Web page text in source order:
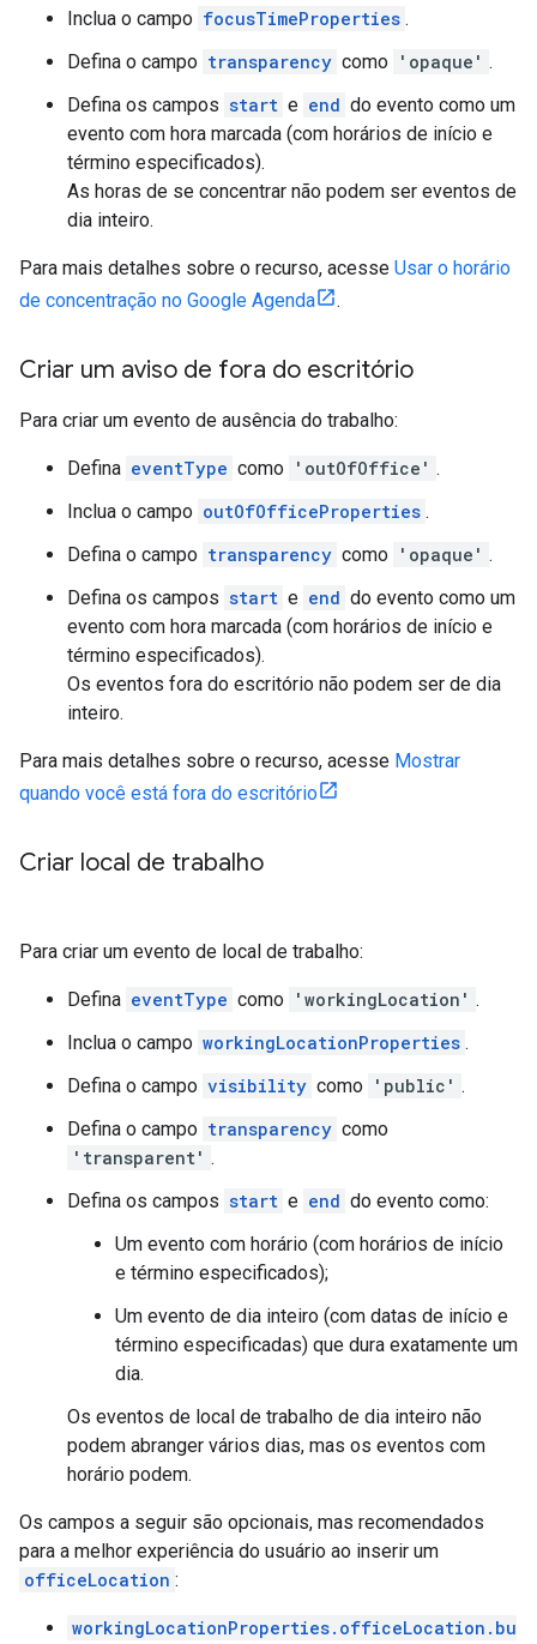
Inclua o campo focusTimeProperties .
Defina o campo transparency como 'opaque' .
Defina os campos start e end do evento como um
evento com hora marcada (com horários de início e
término especificados).
As horas de se concentrar não podem ser eventos de
dia inteiro.
Para mais detalhes sobre o recurso, acesse Usar o horário
de concentração no Google Agenda
.
Criar um aviso de fora do escritório
Para criar um evento de ausência do trabalho:
Defina eventType como 'outOfOffice' .
Inclua o campo outOfOfficeProperties .
Defina o campo transparency como 'opaque' .
Defina os campos start e end do evento como um
evento com hora marcada (com horários de início e
término especificados).
Os eventos fora do escritório não podem ser de dia
inteiro.
Para mais detalhes sobre o recurso, acesse Mostrar
quando você está fora do escritório
Criar local de trabalho
Para criar um evento de local de trabalho:
Defina eventType como 'workingLocation' .
Inclua o campo workingLocationProperties .
Defina o campo visibility como 'public' .
Defina o campo transparency como
'transparent' .
Defina os campos start e end do evento como:
Um evento com horário (com horários de início
e término especificados);
Um evento de dia inteiro (com datas de início e
término especificadas) que dura exatamente um
dia.
Os eventos de local de trabalho de dia inteiro não
podem abranger vários dias, mas os eventos com
horário podem.
Os campos a seguir são opcionais, mas recomendados
para a melhor experiência do usuário ao inserir um
officeLocation :
workingLocationProperties.officeLocation.bu